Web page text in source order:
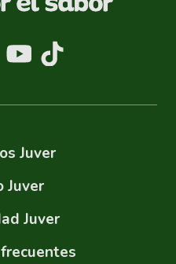
Juver
Juver
Juver